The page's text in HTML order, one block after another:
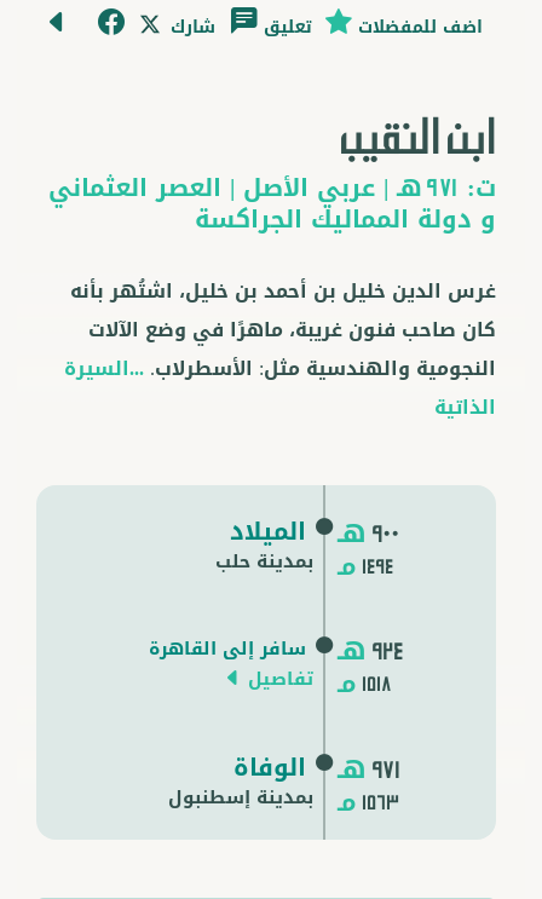
شارك تعليق اضف للمفضلات
ابن النقيب
ت: 971هـ | عربي الأصل | العصر العثماني
و دولة المماليك الجراكسة
غرس الدين خليل بن أحمد بن خليل، اشتُهر بأنه
كان صاحب فنون غريبة، ماهرًا في وضع الآلات
النجومية والهندسية مثل: الأسطرلاب....السيرة
الذاتية
هـ 900
مـ 1494
الميلاد
بمدينة حلب
هـ 924
مـ 1518
سافر إلى القاهرة
تفاصيل
هـ 971
مـ 1563
الوفاة
بمدينة إسطنبول